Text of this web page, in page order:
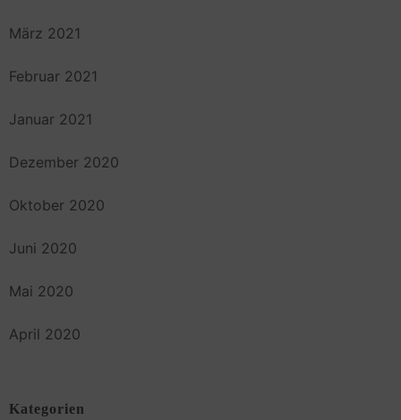
März 2021
Februar 2021
Januar 2021
Dezember 2020
Oktober 2020
Juni 2020
Mai 2020
April 2020
Kategorien